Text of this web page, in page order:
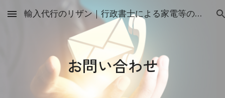
Skip to main content Skip to navigation
輸入代行のリザン｜行政書士による家電等の輸入実務・PSE認証委託代行
お問い合わせ